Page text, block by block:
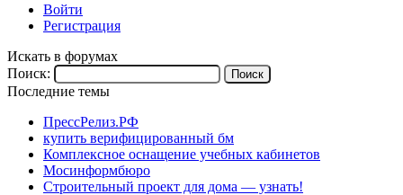
Войти
Регистрация
Искать в форумах
Поиск:
Последние темы
ПрессРелиз.РФ
купить верифицированный бм
Комплексное оснащение учебных кабинетов
Мосинформбюро
Строительный проект для дома — узнать!